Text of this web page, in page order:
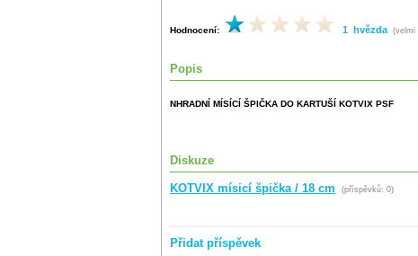
Hodnocení: 1 hvězda (velmi
Popis
NHRADNÍ MÍSÍCÍ ŠPIČKA DO KARTUŠÍ KOTVIX PSF
Diskuze
KOTVIX mísicí špička / 18 cm (příspěvků: 0)
Přidat příspěvek